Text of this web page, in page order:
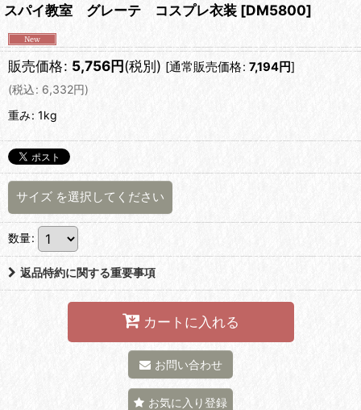
スパイ教室 グレーテ コスプレ衣装 [DM5800]
販売価格: 5,756円(税別) [通常販売価格: 7,194円]
(税込: 6,332円)
重み: 1kg
サイズ を選択してください
数量:
返品特約に関する重要事項
カートに入れる
お問い合わせ
お気に入り登録